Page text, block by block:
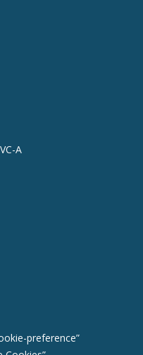
A
preference”